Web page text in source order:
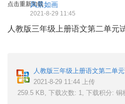
点击重新加载风景如画
2021-8-29 11:45
人教版三年级上册语文第二单元
人教版三年级上册语文第二单
2021-8-29 11:44 上传
259.5 KB, 下载次数: 1, 下载积分: 铜